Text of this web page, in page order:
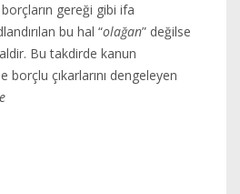
gereği gibi ifa
bu hal “olağan” değilse
Bu takdirde kanun
borçlu çıkarlarını dengeleyen